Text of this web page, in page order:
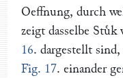
Oeffnung, durch
zeigt dasselbe
16. dargestellt
Fig. 17. einander